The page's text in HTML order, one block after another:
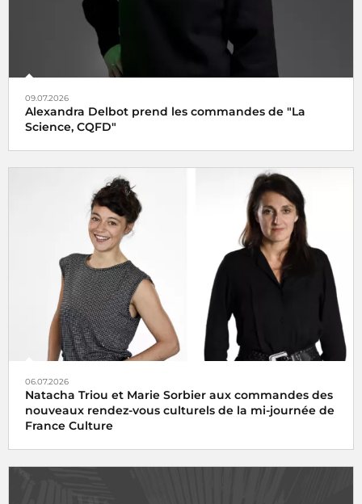
09.07.2026
Alexandra Delbot prend les commandes de "La
Science, CQFD"
06.07.2026
Natacha Triou et Marie Sorbier aux commandes des
nouveaux rendez-vous culturels de la mi-journée de
France Culture